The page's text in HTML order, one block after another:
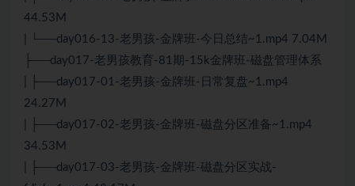
44.53M
| └──day016-13-老男孩-金牌班-今日总结~1.mp4 7.04M
├──day017-老男孩教育-81期-15k金牌班-磁盘管理体系
| ├──day017-01-老男孩-金牌班-日常复盘~1.mp4
24.27M
| ├──day017-02-老男孩-金牌班-磁盘分区准备~1.mp4
34.53M
| ├──day017-03-老男孩-金牌班-磁盘分区实战-